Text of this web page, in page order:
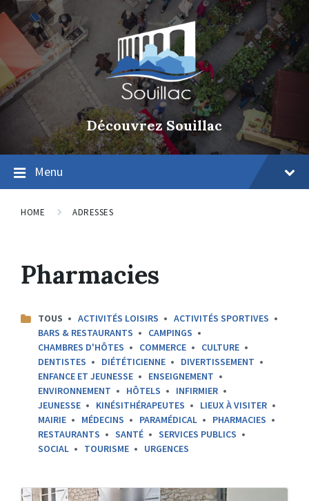
Découvrez Souillac
Menu
HOME ADRESSES
Pharmacies
CATEGORIES:
TOUS ACTIVITÉS LOISIRS
ACTIVITÉS SPORTIVES
BARS & RESTAURANTS
CAMPINGS
CHAMBRES D'HÔTES
COMMERCE
CULTURE
DENTISTES
DIÉTÉTICIENNE
DIVERTISSEMENT
ENFANCE ET JEUNESSE
ENSEIGNEMENT
ENVIRONNEMENT
HÔTELS
INFIRMIER
JEUNESSE
KINÉSITHÉRAPEUTES
LIEUX À VISITER
MAIRIE
MÉDECINS PARAMÉDICAL
PHARMACIES
RESTAURANTS
SANTÉ
SERVICES PUBLICS
SOCIAL
TOURISME URGENCES